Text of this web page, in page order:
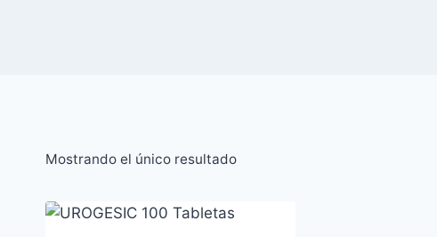
Mostrando el único resultado